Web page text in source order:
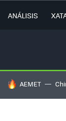
ANÁLISIS
HOY SE HABLA
AEMET